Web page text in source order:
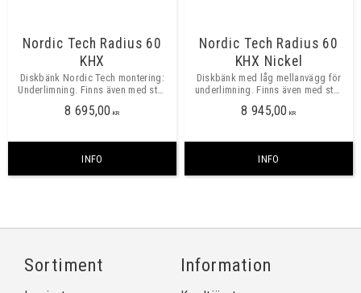
Nordic Tech Radius 60
KHX
Diskbänk Nordic Tech montering:
Underlimning. Finns även med stor
600mm.
8 695,00 KR
INFO
Nordic Tech Radius 60
KHX Nickel
Diskbänk med låg mellanvägg för
underlimning. Finns även med stor
8 945,00 KR
INFO
Sortiment Information